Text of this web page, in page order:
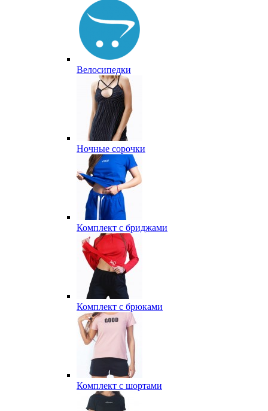
Велосипедки
Ночные сорочки
Комплект с бриджами
Комплект с брюками
Комплект с шортами